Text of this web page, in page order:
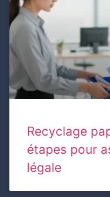
Recyclage
étapes pour
légale